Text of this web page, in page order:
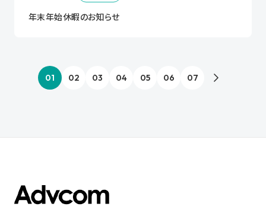
年末年始休暇のお知らせ
01 02 03 04 05 06 07